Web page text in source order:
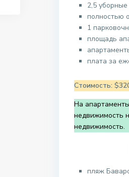
2,5
полностью
1
площадь
плата за
Стоимость:
На
недвижимость
недвижимость.
пляж